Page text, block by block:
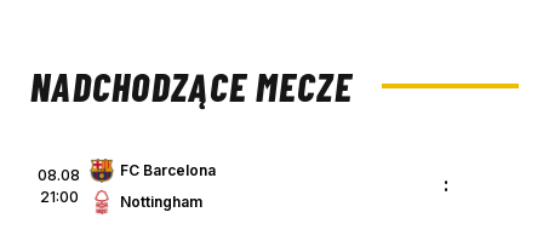
NADCHODZĄCE MECZE
08.08
21:00
FC Barcelona
Nottingham
: